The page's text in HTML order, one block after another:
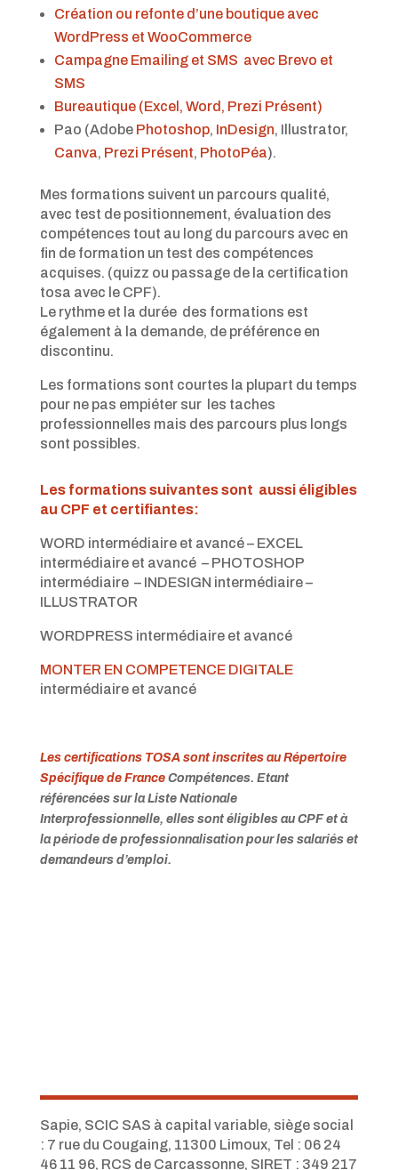
Création ou refonte d’une boutique avec
WordPress et WooCommerce
Campagne Emailing et SMS avec Brevo et
SMS
Bureautique (Excel, Word, Prezi Présent)
Pao (Adobe Photoshop, InDesign, Illustrator,
Canva, Prezi Présent, PhotoPéa).
Mes formations suivent un parcours qualité,
avec test de positionnement, évaluation des
compétences tout au long du parcours avec en
fin de formation un test des compétences
acquises. (quizz ou passage de la certification
tosa avec le CPF).
Le rythme et la durée des formations est
également à la demande, de préférence en
discontinu.
Les formations sont courtes la plupart du temps
pour ne pas empiéter sur les taches
professionnelles mais des parcours plus longs
sont possibles.
Les formations suivantes sont aussi éligibles
au CPF et certifiantes:
WORD intermédiaire et avancé – EXCEL
intermédiaire et avancé – PHOTOSHOP
intermédiaire – INDESIGN intermédiaire –
ILLUSTRATOR
WORDPRESS intermédiaire et avancé
MONTER EN COMPETENCE DIGITALE
intermédiaire et avancé
Les certifications TOSA sont inscrites au Répertoire
Spécifique de FranceCompétences. Etant
référencées sur la Liste Nationale
Interprofessionnelle, elles sont éligibles au CPF et à
la période de professionnalisation pour les salariés et
demandeurs d’emploi.
Sapie, SCIC SAS à capital variable, siège social
: 7 rue du Cougaing, 11300 Limoux, Tel : 06 24
46 11 96, RCS de Carcassonne, SIRET : 349 217